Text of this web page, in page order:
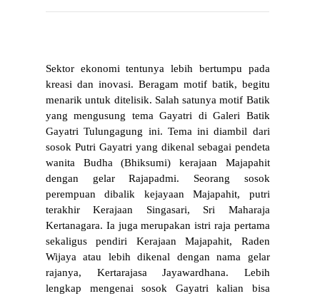
Sektor ekonomi tentunya lebih bertumpu pada
kreasi dan inovasi. Beragam motif batik, begitu
menarik untuk ditelisik. Salah satunya motif Batik
yang mengusung tema Gayatri di Galeri Batik
Gayatri Tulungagung ini. Tema ini diambil dari
sosok Putri Gayatri yang dikenal sebagai pendeta
wanita Budha (Bhiksumi) kerajaan Majapahit
dengan gelar Rajapadmi. Seorang sosok
perempuan dibalik kejayaan Majapahit, putri
terakhir Kerajaan Singasari, Sri Maharaja
Kertanagara. Ia juga merupakan istri raja pertama
sekaligus pendiri Kerajaan Majapahit, Raden
Wijaya atau lebih dikenal dengan nama gelar
rajanya, Kertarajasa Jayawardhana. Lebih
lengkap mengenai sosok Gayatri kalian bisa